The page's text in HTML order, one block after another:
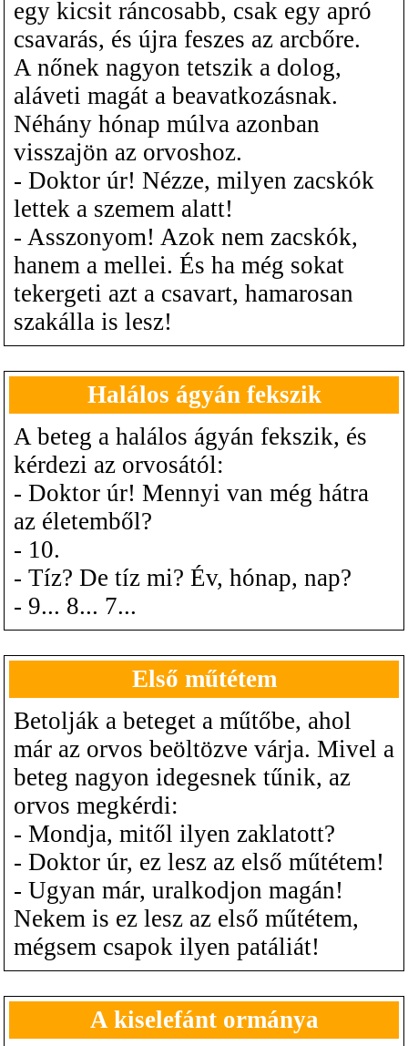
egy kicsit ráncosabb, csak egy apró
csavarás, és újra feszes az arcbőre.
A nőnek nagyon tetszik a dolog,
aláveti magát a beavatkozásnak.
Néhány hónap múlva azonban
visszajön az orvoshoz.
- Doktor úr! Nézze, milyen zacskók
lettek a szemem alatt!
- Asszonyom! Azok nem zacskók,
hanem a mellei. És ha még sokat
tekergeti azt a csavart, hamarosan
szakálla is lesz!
Halálos ágyán fekszik
A beteg a halálos ágyán fekszik, és
kérdezi az orvosától:
- Doktor úr! Mennyi van még hátra
az életemből?
- 10.
- Tíz? De tíz mi? Év, hónap, nap?
- 9... 8... 7...
Első műtétem
Betolják a beteget a műtőbe, ahol
már az orvos beöltözve várja. Mivel a
beteg nagyon idegesnek tűnik, az
orvos megkérdi:
- Mondja, mitől ilyen zaklatott?
- Doktor úr, ez lesz az első műtétem!
- Ugyan már, uralkodjon magán!
Nekem is ez lesz az első műtétem,
mégsem csapok ilyen patáliát!
A kiselefánt ormánya